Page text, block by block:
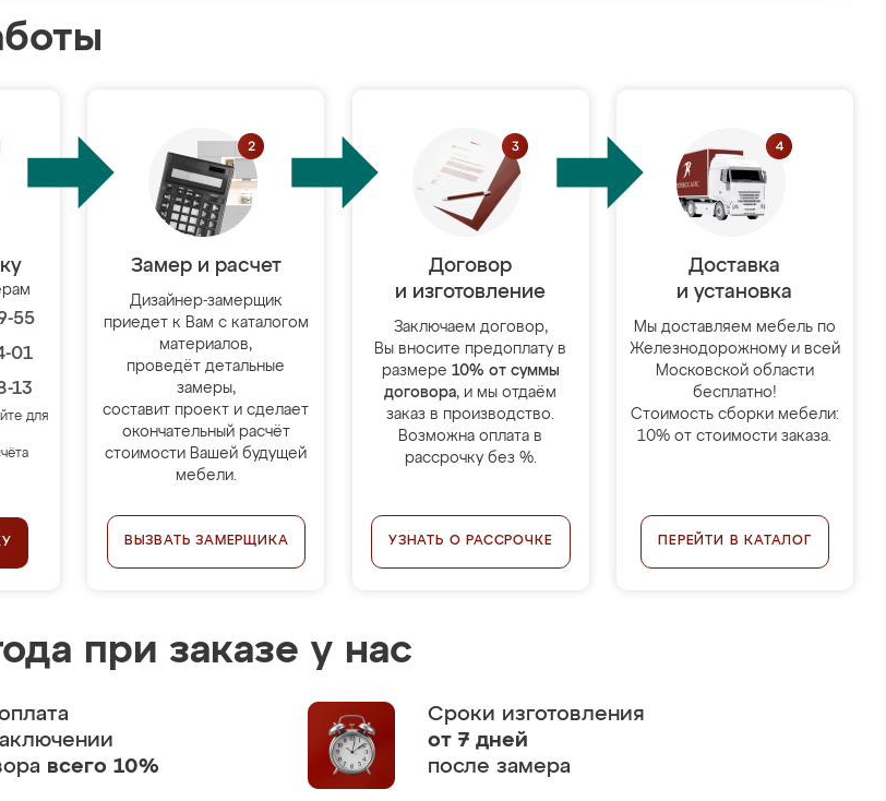
55
01
13
для
Замер и расчет
Дизайнер-замерщик
приедет к Вам с каталогом
материалов,
проведёт детальные
замеры,
составит проект и сделает
окончательный расчёт
стоимости Вашей будущей
мебели.
ВЫЗВАТЬ ЗАМЕРЩИКА
Договор
и изготовление
Заключаем договор,
Вы вносите предоплату в
размере 10% от суммы
договора, и мы отдаём
заказ в производство.
Возможна оплата в
рассрочку без %.
УЗНАТЬ О РАССРОЧКЕ
Доставка
и установка
Мы доставляем мебель по
Железнодорожному и всей
Московской области
бесплатно!
Стоимость сборки мебели:
10% от стоимости заказа.
ПЕРЕЙТИ В КАТАЛОГ
при заказе у нас
всего 10%
Сроки изготовления
от 7 дней
после замера